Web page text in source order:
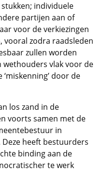
individuele
partijen aan of
voor de verkiezingen
vooral zodra raadsleden
zullen worden
wethouders vlak voor de
door de
los zand in de
voorts samen met de
in
heeft bestuurders
binding aan de
te werk